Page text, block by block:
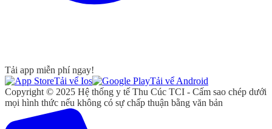
Tải app miễn phí ngay!
Tải vể Ios
Tải vể Android
Copyright © 2025 Hệ thống y tế Thu Cúc TCI - Cấm sao chép dưới
mọi hình thức nếu không có sự chấp thuận bằng văn bản